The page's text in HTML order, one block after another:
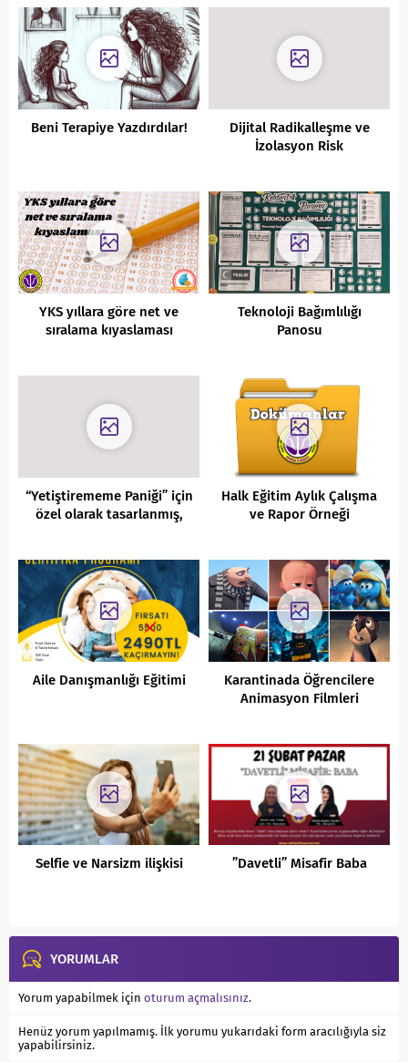
Beni Terapiye Yazdırdılar!
Dijital Radikalleşme ve
İzolasyon Risk
YKS yıllara göre net ve
sıralama kıyaslaması
Teknoloji Bağımlılığı
Panosu
“Yetiştirememe Paniği” için
özel olarak tasarlanmış,
Yöntemi):
Halk Eğitim Aylık Çalışma
ve Rapor Örneği
Aile Danışmanlığı Eğitimi
Karantinada Öğrencilere
Animasyon Filmleri
Selfie ve Narsizm ilişkisi ”Davetli” Misafir Baba
YORUMLAR
Yorum yapabilmek için oturum açmalısınız.
Henüz yorum yapılmamış. İlk yorumu yukarıdaki form aracılığıyla siz
yapabilirsiniz.